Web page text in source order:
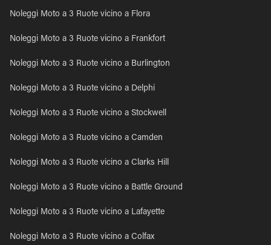
Noleggi Moto a 3 Ruote vicino a Flora
Noleggi Moto a 3 Ruote vicino a Frankfort
Noleggi Moto a 3 Ruote vicino a Burlington
Noleggi Moto a 3 Ruote vicino a Delphi
Noleggi Moto a 3 Ruote vicino a Stockwell
Noleggi Moto a 3 Ruote vicino a Camden
Noleggi Moto a 3 Ruote vicino a Clarks Hill
Noleggi Moto a 3 Ruote vicino a Battle Ground
Noleggi Moto a 3 Ruote vicino a Lafayette
Noleggi Moto a 3 Ruote vicino a Colfax